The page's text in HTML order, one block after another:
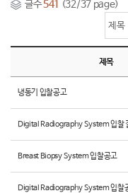
글수541 (32/37 page)
제목
냉동기 입찰공고
Digital Radiography System 입찰
Breast Biopsy System 입찰공고
Digital Radiography System 입찰